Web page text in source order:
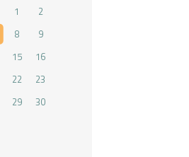
1
2
8
9
15
16
22
23
29
30